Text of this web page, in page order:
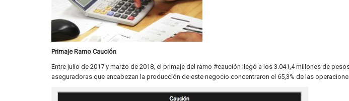
Primaje Ramo Caución
Entre julio de 2017 y marzo de 2018, el primaje del ramo #caución llegó a los 3.041,4 millones de
aseguradoras que encabezan la producción de este negocio concentraron el 65,3% de las